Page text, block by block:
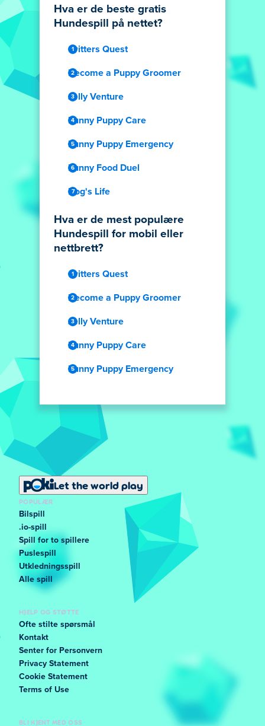
Hva er de beste gratis
Hundespill på nettet?
Critters Quest
Become a Puppy Groomer
Jelly Venture
Funny Puppy Care
Funny Puppy Emergency
Funny Food Duel
Dog's Life
Hva er de mest populære
Hundespill for mobil eller
nettbrett?
Critters Quest
Become a Puppy Groomer
Jelly Venture
Funny Puppy Care
Funny Puppy Emergency
Let the world play
POPULÆR
Bilspill
.io-spill
Spill for to spillere
Puslespill
Utkledningsspill
Alle spill
HJELP OG STØTTE
Ofte stilte spørsmål
Kontakt
Senter for Personvern
Privacy Statement
Cookie Statement
Terms of Use
BLI KJENT MED OSS